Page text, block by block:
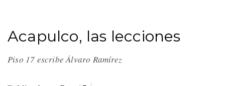
Acapulco, las lecciones
Piso 17 escribe Álvaro Ramírez